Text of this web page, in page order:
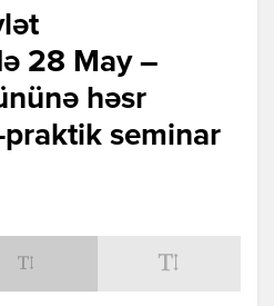
28 May –
həsr
seminar